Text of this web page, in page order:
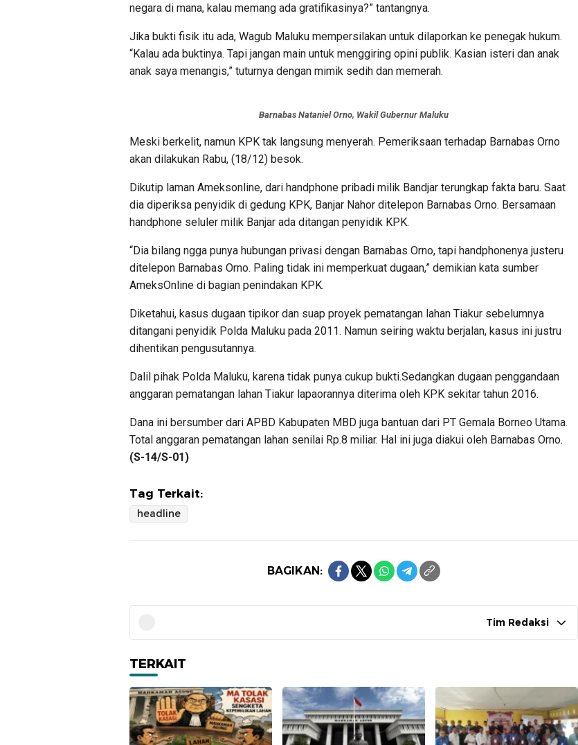
negara di mana, kalau memang ada gratifikasinya?” tantangnya.
Jika bukti fisik itu ada, Wagub Maluku mempersilakan untuk dilaporkan ke penegak hukum.
“Kalau ada buktinya. Tapi jangan main untuk menggiring opini publik. Kasian isteri dan anak
anak saya menangis,” tuturnya dengan mimik sedih dan memerah.
Barnabas Nataniel Orno, Wakil Gubernur Maluku
Meski berkelit, namun KPK tak langsung menyerah. Pemeriksaan terhadap Barnabas Orno
akan dilakukan Rabu, (18/12) besok.
Dikutip laman Ameksonline, dari handphone pribadi milik Bandjar terungkap fakta baru. Saat
dia diperiksa penyidik di gedung KPK, Banjar Nahor ditelepon Barnabas Orno. Bersamaan
handphone seluler milik Banjar ada ditangan penyidik KPK.
“Dia bilang ngga punya hubungan privasi dengan Barnabas Orno, tapi handphonenya justeru
ditelepon Barnabas Orno. Paling tidak ini memperkuat dugaan,” demikian kata sumber
AmeksOnline di bagian penindakan KPK.
Diketahui, kasus dugaan tipikor dan suap proyek pematangan lahan Tiakur sebelumnya
ditangani penyidik Polda Maluku pada 2011. Namun seiring waktu berjalan, kasus ini justru
dihentikan pengusutannya.
Dalil pihak Polda Maluku, karena tidak punya cukup bukti.Sedangkan dugaan penggandaan
anggaran pematangan lahan Tiakur lapaorannya diterima oleh KPK sekitar tahun 2016.
Dana ini bersumber dari APBD Kabupaten MBD juga bantuan dari PT Gemala Borneo Utama.
Total anggaran pematangan lahan senilai Rp.8 miliar. Hal ini juga diakui oleh Barnabas Orno.
(S-14/S-01)
Tag Terkait:
headline
BAGIKAN:
Tim Redaksi
TERKAIT